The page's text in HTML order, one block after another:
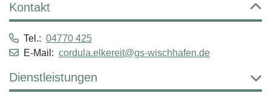
Kontakt
Tel.: 04770 425
E-Mail: cordula.elkereit@gs-wischhafen.de
Dienstleistungen